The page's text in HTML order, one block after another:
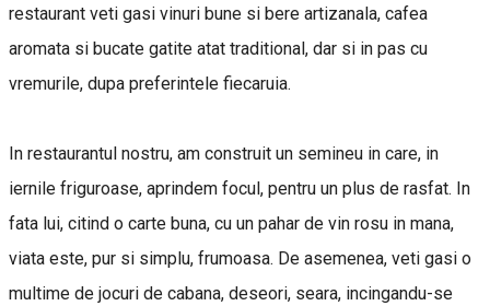
restaurant veti gasi vinuri bune si bere artizanala, cafea
aromata si bucate gatite atat traditional, dar si in pas cu
vremurile, dupa preferintele fiecaruia.
In restaurantul nostru, am construit un semineu in care, in
iernile friguroase, aprindem focul, pentru un plus de rasfat. In
fata lui, citind o carte buna, cu un pahar de vin rosu in mana,
viata este, pur si simplu, frumoasa. De asemenea, veti gasi o
multime de jocuri de cabana, deseori, seara, incingandu-se